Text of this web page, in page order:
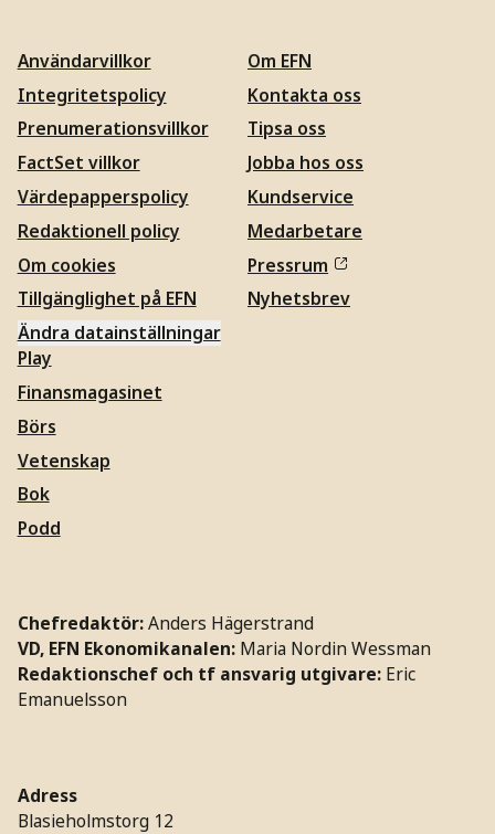
Användarvillkor
Integritetspolicy
Prenumerationsvillkor
FactSet villkor
Värdepapperspolicy
Redaktionell policy
Om cookies
Tillgänglighet på EFN
Ändra datainställningar
Om EFN
Kontakta oss
Tipsa oss
Jobba hos oss
Kundservice
Medarbetare
Pressrum
Nyhetsbrev
Play
Finansmagasinet
Börs
Vetenskap
Bok
Podd
Chefredaktör:Anders Hägerstrand
VD, EFN Ekonomikanalen: Maria Nordin Wessman
Redaktionschef och tf ansvarig utgivare: Eric
Emanuelsson
Adress
Blasieholmstorg 12